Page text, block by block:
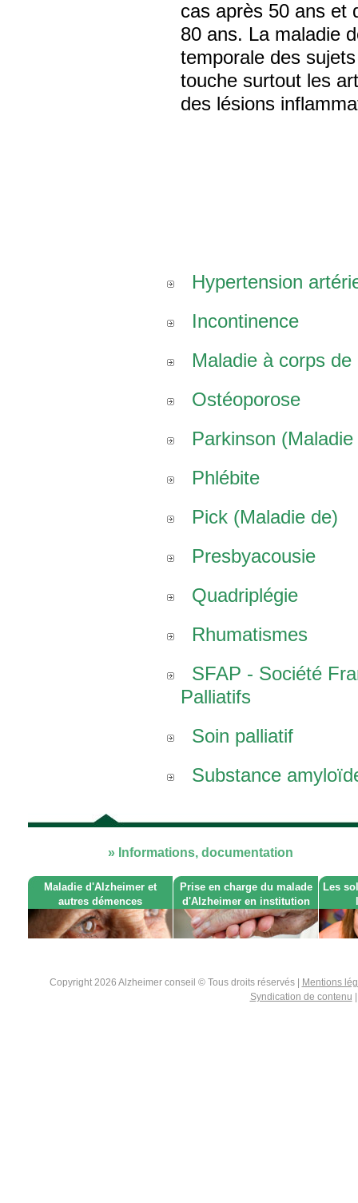
cas après 50 ans et
80 ans. La maladie
temporale des
touche surtout les
des lésions
Hypertension
Incontinence
Maladie à corps de
Ostéoporose
Parkinson (Maladie
Phlébite
Pick (Maladie de)
Presbyacousie
Quadriplégie
Rhumatismes
SFAP - Société
Palliatifs
Soin palliatif
Substance
» Informations, documentation
Maladie d'Alzheimer et
autres démences
Prise en charge du malade
d'Alzheimer en institution
Les
Copyright 2026 Alzheimer conseil © Tous droits réservés |
Mentions
Syndication de contenu